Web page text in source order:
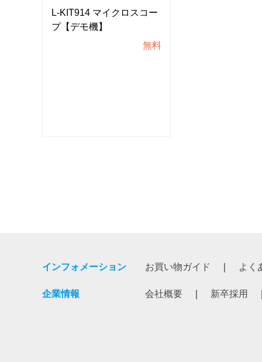
L-KIT914 マイクロスコー
プ【デモ機】
無料
インフォメーション お買い物ガイド よく
企業情報 会社概要 新卒採用